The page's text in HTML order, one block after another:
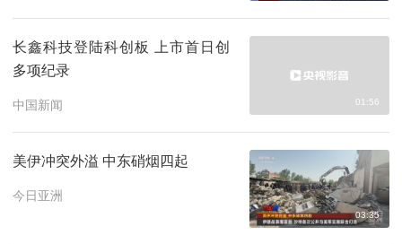
15:03 枫桥警事第24集 预约
15:49 预约
长鑫科技登陆科创板 上市首日创
多项纪录
中国新闻 01:56
美伊冲突外溢 中东硝烟四起
今日亚洲
03:35